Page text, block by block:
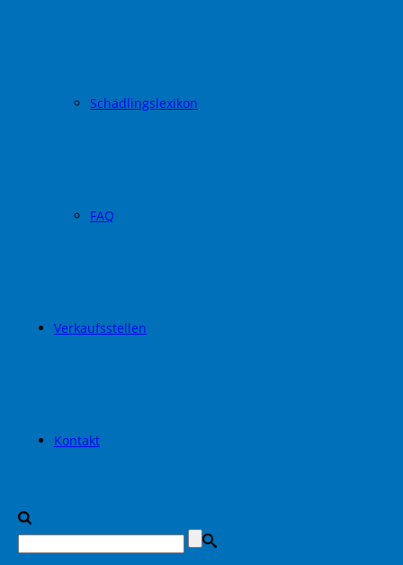
Schädlingslexikon
FAQ
Verkaufsstellen
Kontakt